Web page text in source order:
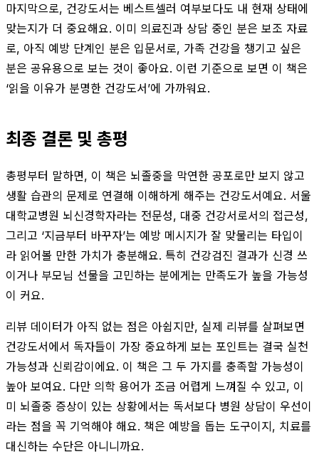
마지막으로, 건강도서는 베스트셀러 여부보다도 내 현재 상태에
맞는지가 더 중요해요. 이미 의료진과 상담 중인 분은 보조 자료
로, 아직 예방 단계인 분은 입문서로, 가족 건강을 챙기고 싶은
분은 공유용으로 보는 것이 좋아요. 이런 기준으로 보면 이 책은
‘읽을 이유가 분명한 건강도서’에 가까워요.
최종 결론 및 총평
총평부터 말하면, 이 책은 뇌졸중을 막연한 공포로만 보지 않고
생활 습관의 문제로 연결해 이해하게 해주는 건강도서예요. 서울
대학교병원 뇌신경학자라는 전문성, 대중 건강서로서의 접근성,
그리고 ‘지금부터 바꾸자’는 예방 메시지가 잘 맞물리는 타입이
라 읽어볼 만한 가치가 충분해요. 특히 건강검진 결과가 신경 쓰
이거나 부모님 선물을 고민하는 분에게는 만족도가 높을 가능성
이 커요.
리뷰 데이터가 아직 없는 점은 아쉽지만, 실제 리뷰를 살펴보면
건강도서에서 독자들이 가장 중요하게 보는 포인트는 결국 실천
가능성과 신뢰감이에요. 이 책은 그 두 가지를 충족할 가능성이
높아 보여요. 다만 의학 용어가 조금 어렵게 느껴질 수 있고, 이
미 뇌졸중 증상이 있는 상황에서는 독서보다 병원 상담이 우선이
라는 점을 꼭 기억해야 해요. 책은 예방을 돕는 도구이지, 치료를
대신하는 수단은 아니니까요.